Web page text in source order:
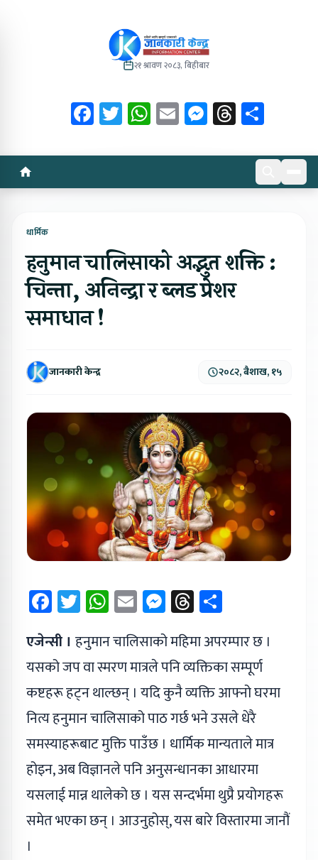
२१ श्रावण २०८३, बिहीबार
Facebook
Twitter
WhatsApp
EmailMessenger
Threads
धार्मिक
हनुमान चालिसाको अद्भुत शक्ति :
चिन्ता, अनिन्द्रा र ब्लड प्रेशर
समाधान !
जानकारी केन्द्र २०८२, बैशाख, १५
Facebook
Twitter
WhatsApp
EmailMessenger
Threads
एजेन्सी । हनुमान चालिसाको महिमा अपरम्पार छ ।
यसको जप वा स्मरण मात्रले पनि व्यक्तिका सम्पूर्ण
कष्टहरू हट्न थाल्छन् । यदि कुनै व्यक्ति आफ्नो घरमा
नित्य हनुमान चालिसाको पाठ गर्छ भने उसले धेरै
समस्याहरूबाट मुक्ति पाउँछ । धार्मिक मान्यताले मात्र
होइन, अब विज्ञानले पनि अनुसन्धानका आधारमा
यसलाई मान्न थालेको छ । यस सन्दर्भमा थुप्रै प्रयोगहरू
समेत भएका छन् । आउनुहोस्, यस बारे विस्तारमा जानौं
।